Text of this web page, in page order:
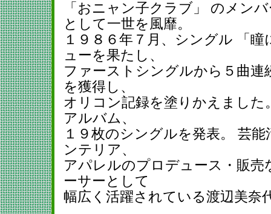
「おニャン子クラブ」 のメン
として一世を風靡。
１９８６年７月、シングル 「
ューを果たし、
ファーストシングルから５曲連
を獲得し、
オリコン記録を塗りかえました
アルバム、
１９枚のシングルを発表。 芸
ンテリア、
アパレルのプロデュース・販売
ーサーとして
幅広く活躍されている渡辺美奈